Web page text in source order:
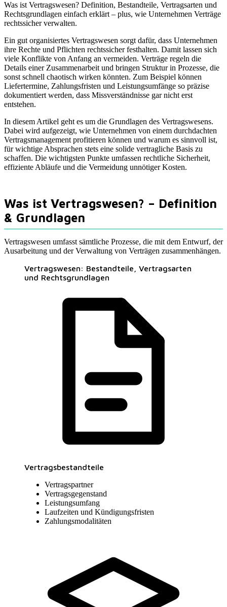
Was ist Vertragswesen? Definition, Bestandteile, Vertragsarten und
Rechtsgrundlagen einfach erklärt – plus, wie Unternehmen Verträge
rechtssicher verwalten.
Ein gut organisiertes Vertragswesen sorgt dafür, dass Unternehmen
ihre Rechte und Pflichten rechtssicher festhalten. Damit lassen sich
viele Konflikte von Anfang an vermeiden. Verträge regeln die
Details einer Zusammenarbeit und bringen Struktur in Prozesse, die
sonst schnell chaotisch wirken könnten. Zum Beispiel können
Liefertermine, Zahlungsfristen und Leistungsumfänge so präzise
dokumentiert werden, dass Missverständnisse gar nicht erst
entstehen.
In diesem Artikel geht es um die Grundlagen des Vertragswesens.
Dabei wird aufgezeigt, wie Unternehmen von einem durchdachten
Vertragsmanagement profitieren können und warum es sinnvoll ist,
für wichtige Absprachen stets eine solide vertragliche Basis zu
schaffen. Die wichtigsten Punkte umfassen rechtliche Sicherheit,
effiziente Abläufe und die Vermeidung unnötiger Kosten.
Was ist Vertragswesen? – Definition
& Grundlagen
Vertragswesen umfasst sämtliche Prozesse, die mit dem Entwurf, der
Ausarbeitung und der Verwaltung von Verträgen zusammenhängen.
Vertragswesen: Bestandteile, Vertragsarten
und Rechtsgrundlagen
Vertragsbestandteile
Vertragspartner
Vertragsgegenstand
Leistungsumfang
Laufzeiten und Kündigungsfristen
Zahlungsmodalitäten